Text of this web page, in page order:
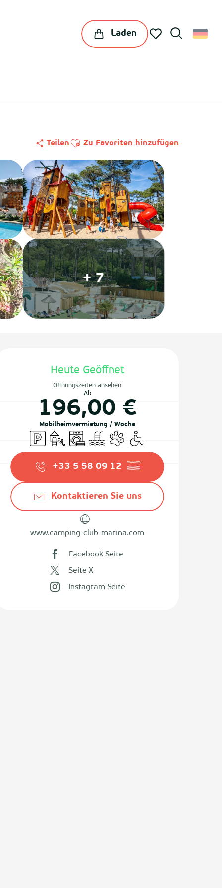
Laden
Teilen Ajouter aux favoris
Zu Favoriten hinzufügen
+ 7
Heute Geöffnet
Öffnungszeiten ansehen
Ab
196,00 €
Mobilheimvermietung / Woche
ParkplatzSpiele für Kinder / Spielplatz
Waschmaschine
Schwimmbad
Tiere erlaubtZugang für Behinderte
+33 5 58 09 12 ▒▒
Kontaktieren Sie uns
www.camping-club-marina.com
Facebook Seite
Seite X
Instagram Seite